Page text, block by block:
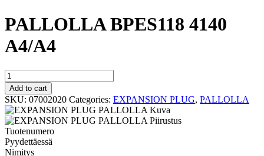
PALLOLLA BPES118 4140
A4/A4
PALLOLLA
BPES118
4140
A4/A4
quantity
Add to cart
SKU: 07002020 Categories: EXPANSION PLUG, PALLOLLA
Tuotenumero
Pyydettäessä
Nimitys